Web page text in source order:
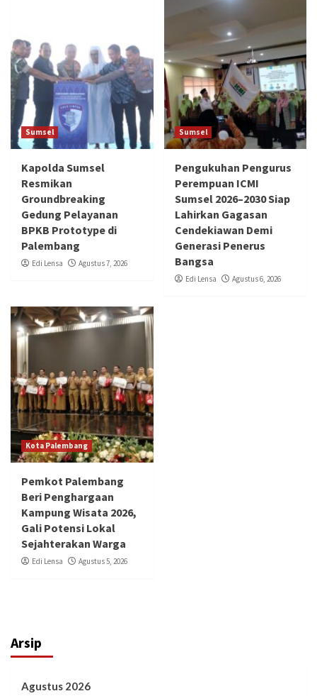
Sumsel
Kapolda Sumsel
Resmikan
Groundbreaking
Gedung Pelayanan
BPKB Prototype di
Palembang
Edi Lensa Agustus 7, 2026
Sumsel
Pengukuhan Pengurus
Perempuan ICMI
Sumsel 2026–2030 Siap
Lahirkan Gagasan
Cendekiawan Demi
Generasi Penerus
Bangsa
Edi Lensa Agustus 6, 2026
Kota Palembang
Pemkot Palembang
Beri Penghargaan
Kampung Wisata 2026,
Gali Potensi Lokal
Sejahterakan Warga
Edi Lensa Agustus 5, 2026
Arsip
Agustus 2026